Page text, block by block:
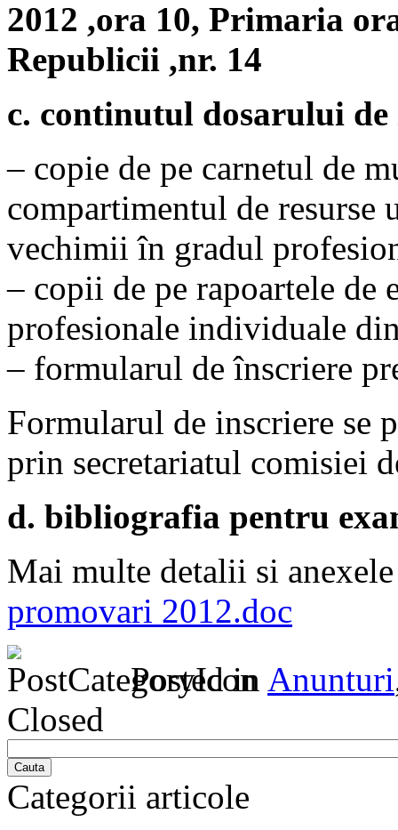
2012 ,ora 10, Primaria
Republicii ,nr. 14
c. continutul dosarului de
– copie de pe carnetul de
compartimentul de resurse
vechimii în gradul
– copii de pe rapoartele de
profesionale individuale
– formularul de înscriere
Formularul de inscriere se
prin secretariatul comisiei
d. bibliografia pentru
Mai multe detalii si
promovari 2012.doc
Posted in Anunturi
Closed
Cauta
Categorii articole